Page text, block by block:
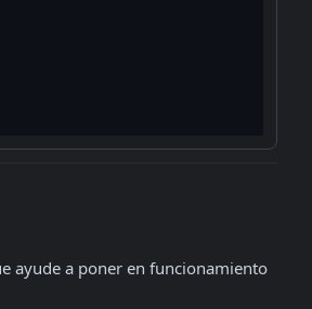
ayude a poner en funcionamiento